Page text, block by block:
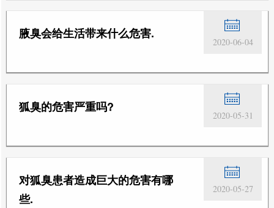
2020-06-04
腋臭会给生活带来什么危害.
2020-05-31
狐臭的危害严重吗?
2020-05-27
对狐臭患者造成巨大的危害有哪
些.